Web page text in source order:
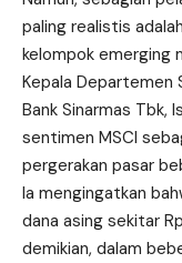
paling realistis
kelompok emerging
Kepala
Bank Sinarmas Tbk,
sentimen MSCI
pergerakan pasar
Ia mengingatkan
dana asing sekitar
demikian, dalam